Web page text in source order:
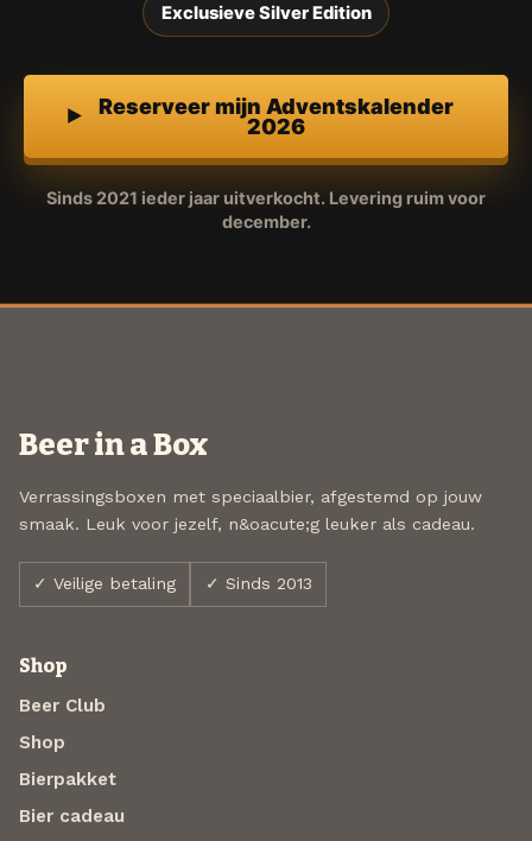
Exclusieve Silver Edition
Reserveer mijn Adventskalender
2026
Sinds 2021 ieder jaar uitverkocht. Levering ruim voor
december.
Beer in a Box
Verrassingsboxen met speciaalbier, afgestemd op jouw
smaak. Leuk voor jezelf, n&oacute;g leuker als cadeau.
✓ Veilige betaling ✓ Sinds 2013
Shop
Beer Club
Shop
Bierpakket
Bier cadeau